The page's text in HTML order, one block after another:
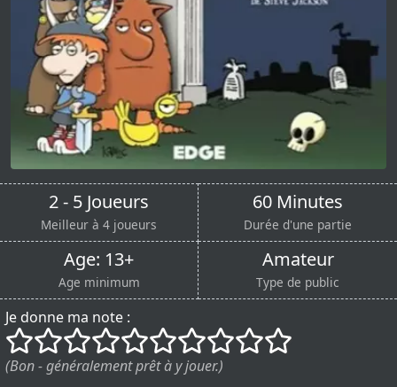
2 - 5 Joueurs
Meilleur à 4 joueurs
60 Minutes
Durée d'une partie
Age: 13+
Age minimum
Amateur
Type de public
Je donne ma note :
()
() () () () () () () ()
()
(Bon - généralement prêt à y jouer.)